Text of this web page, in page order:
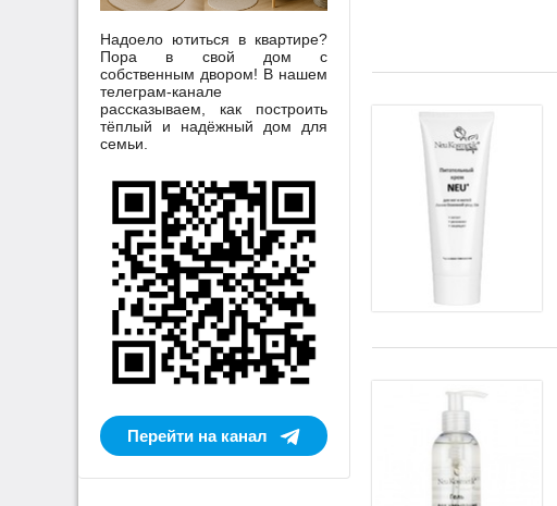
Надоело ютиться в квартире?
Пора в свой дом с
собственным двором! В нашем
телеграм-канале
рассказываем, как построить
тёплый и надёжный дом для
семьи.
Перейти на канал